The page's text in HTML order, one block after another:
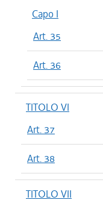
Capo I
Art. 35
Art. 36
TITOLO VI
Art. 37
Art. 38
TITOLO VII